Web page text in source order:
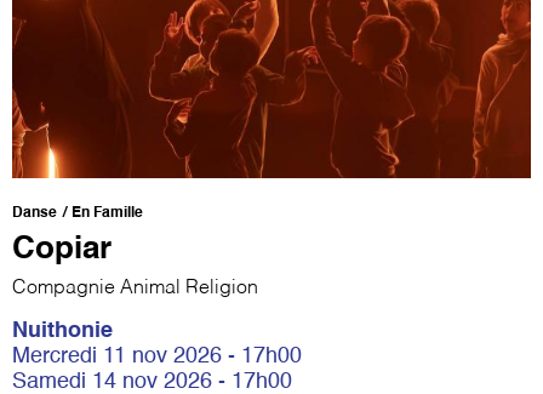
Danse En Famille
Copiar
Compagnie Animal Religion
Nuithonie
Mercredi 11 nov 2026 - 17h00
Samedi 14 nov 2026 - 17h00